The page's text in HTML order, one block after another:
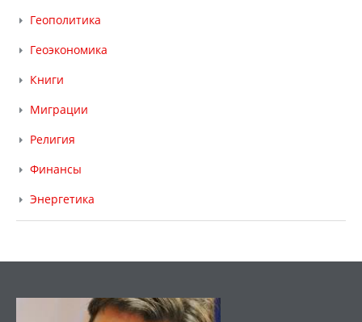
Геополитика
Геоэкономика
Книги
Миграции
Религия
Финансы
Энергетика